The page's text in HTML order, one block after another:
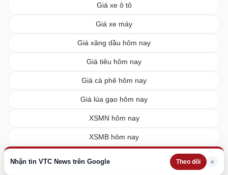
Nhận tin VTC News trên Google Theo dõi ×
Giá xe ô tô
Giá xe máy
Giá xăng dầu hôm nay
Giá tiêu hôm nay
Giá cà phê hôm nay
Giá lúa gạo hôm nay
XSMN hôm nay
XSMB hôm nay